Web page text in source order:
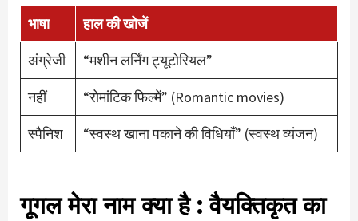
भाषा
हाल की खोजें
अंग्रेजी
“मशीन लर्निंग ट्यूटोरियल”
नहीं
“रोमांटिक फिल्में” (Romantic movies)
स्पैनिश
“स्वस्थ खाना पकाने की विधियाँ” (स्वस्थ व्यंजन)
गूगल मेरा नाम क्या है : वैयक्तिकृत का